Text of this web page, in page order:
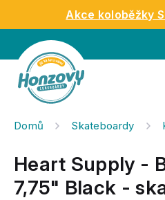
obsah
Akce koloběžky
Domů Skateboardy
Heart Supply -
7,75" Black -